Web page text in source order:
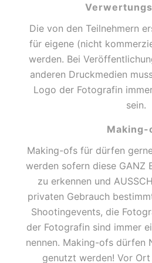
Die von den Teilnehmern
für eigene (nicht
werden. Bei
anderen Druckmedien
Logo der Fotografin
sein.
Making-
Making-ofs für dürfen
werden sofern diese GANZ
zu erkennen und
privaten Gebrauch
Shootingevents, die
der Fotografin sind immer
nennen. Making-ofs dürfen
genutzt werden! Vor